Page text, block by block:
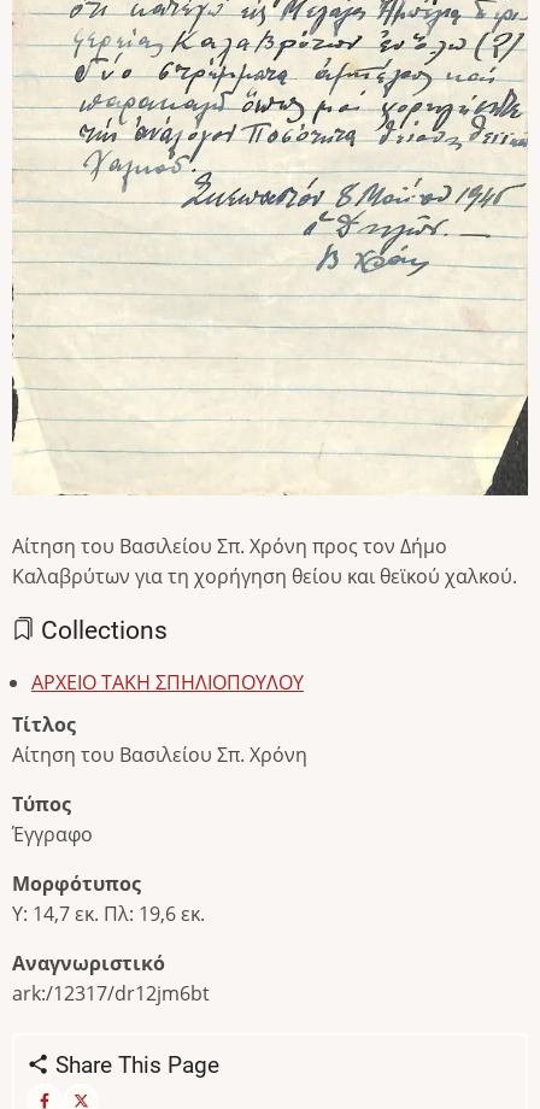
Αίτηση του Βασιλείου Σπ. Χρόνη προς τον Δήμο
Καλαβρύτων για τη χορήγηση θείου και θεϊκού χαλκού.
Collections
ΑΡΧΕΙΟ ΤΑΚΗ ΣΠΗΛΙΟΠΟΥΛΟΥ
Τίτλος
Αίτηση του Βασιλείου Σπ. Χρόνη
Τύπος
Έγγραφο
Μορφότυπος
Υ: 14,7 εκ. Πλ: 19,6 εκ.
Αναγνωριστικό
ark:/12317/dr12jm6bt
Share This Page